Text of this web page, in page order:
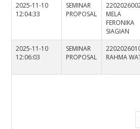
2025-11-10
12:04:33
SEMINAR
PROPOSAL
MELA
FERONIKA
SIAGIAN
2025-11-10
12:06:03
SEMINAR
PROPOSAL
RAHMA